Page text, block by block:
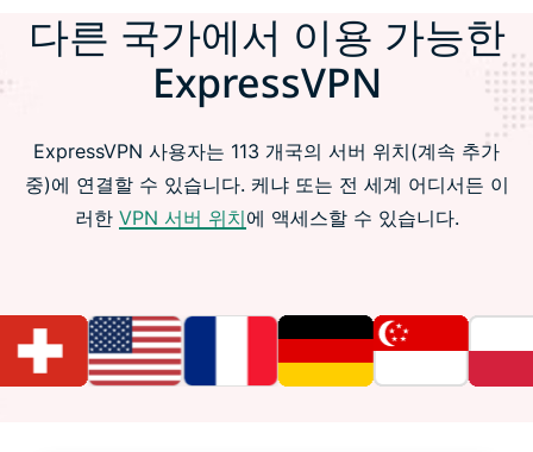
다른 국가에서 이용 가능한
ExpressVPN
ExpressVPN 사용자는 113 개국의 서버 위치(계속 추가
중)에 연결할 수 있습니다. 케냐 또는 전 세계 어디서든 이
러한 VPN 서버 위치에 액세스할 수 있습니다.